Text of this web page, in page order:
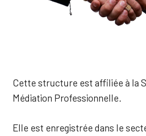
Cette structure est affiliée à la
Médiation Professionnelle.
Elle est enregistrée dans le